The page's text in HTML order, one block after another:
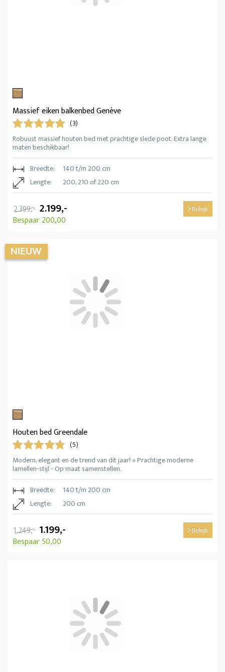
Massief eiken balkenbed Genève
(3)
Robuust massief houten bed met prachtige slede poot. Extra lange
maten beschikbaar!
Breedte:
140 t/m 200 cm
Lengte:
200, 210 of 220 cm
2.399,- 2.199,-
Bespaar 200,00
Bekijk
Houten bed Greendale
(5)
Modern, elegant en de trend van dit jaar! » Prachtige moderne
lamellen-stijl - Op maat samenstellen.
Breedte:
140 t/m 200 cm
Lengte:
200 cm
1.249,- 1.199,-
Bespaar 50,00
Bekijk